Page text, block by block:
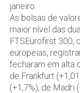
janeiro.
As bolsas de
maior nível das
FTSEurofirst 300,
europeias,
fecharam em alta
de Frankfurt
(+1,7%), de Madri